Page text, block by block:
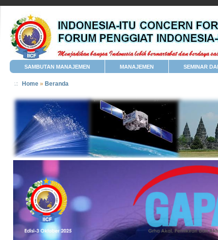
SAMBUTAN MANAJEMEN MANAJEMEN SEMINAR
Home » Beranda